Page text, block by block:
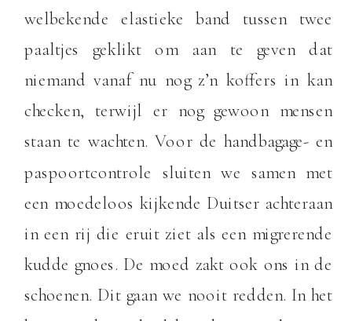
welbekende elastieke band tussen twee
paaltjes geklikt om aan te geven dat
niemand vanaf nu nog z’n koffers in kan
checken, terwijl er nog gewoon mensen
staan te wachten. Voor de handbagage- en
paspoortcontrole sluiten we samen met
een moedeloos kijkende Duitser achteraan
in een rij die eruit ziet als een migrerende
kudde gnoes. De moed zakt ook ons in de
schoenen. Dit gaan we nooit redden. In het